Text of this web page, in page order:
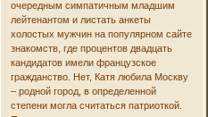
очередным симпатичным младшим
лейтенантом и листать анкеты
холостых мужчин на популярном сайте
знакомств, где процентов двадцать
кандидатов имели французское
гражданство. Нет, Катя любила Москву
– родной город, в определенной
степени могла считаться патриоткой.